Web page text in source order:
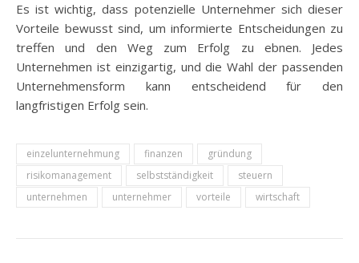
Es ist wichtig, dass potenzielle Unternehmer sich dieser
Vorteile bewusst sind, um informierte Entscheidungen zu
treffen und den Weg zum Erfolg zu ebnen. Jedes
Unternehmen ist einzigartig, und die Wahl der passenden
Unternehmensform kann entscheidend für den
langfristigen Erfolg sein.
einzelunternehmung finanzen
gründung
risikomanagement
selbstständigkeit
steuern
unternehmen
unternehmer vorteile wirtschaft